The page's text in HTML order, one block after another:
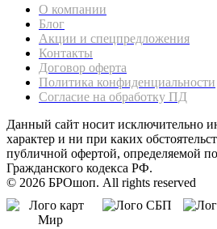
О компании
Блог
Акции и спецпредложения
Контакты
Договор оферта
Политика конфиденциальности
Согласие на обработку ПД
Данный сайт носит исключительно
характер и ни при каких
публичной офертой, определяемой
Гражданского кодекса РФ.
© 2026 БРОшоп. All rights reserved